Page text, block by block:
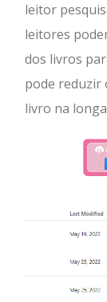
leitor
leitores
dos livros
pode reduzir
livro na